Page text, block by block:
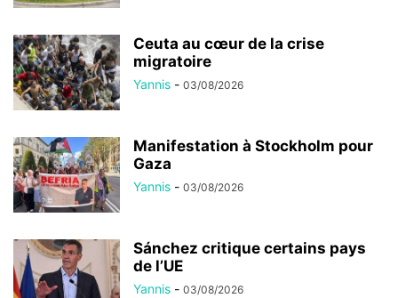
Ceuta au cœur de la crise
migratoire
Yannis - 03/08/2026
Manifestation à Stockholm pour
Gaza
Yannis - 03/08/2026
Sánchez critique certains pays
de l’UE
Yannis - 03/08/2026